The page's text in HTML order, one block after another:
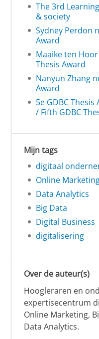
The 3rd
& society
Sydney Perdon
Award
Maaike ten
Thesis Award
Nanyun Zhang
Award
5e GDBC
/ Fifth GDBC
Mijn tags
digitaal
Online
Data Analytics
Big Data
Digital Business
digitalisering
Over de auteur(s)
Hoogleraren en
expertisecentrum
Online Marketing,
Data Analytics.